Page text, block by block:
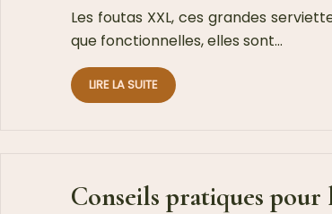
Les foutas XXL, ces grandes
que fonctionnelles, elles sont…
LIRE LA SUITE
Conseils pratiques